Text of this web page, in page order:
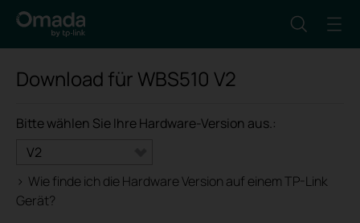
Download für WBS510 V2
Bitte wählen Sie Ihre Hardware-Version aus.:
V2
> Wie finde ich die Hardware Version auf einem TP-Link
Gerät?